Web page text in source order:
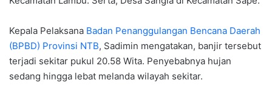
Kepala Pelaksana Badan Penanggulangan Bencana Daerah
(BPBD) Provinsi NTB, Sadimin mengatakan, banjir tersebut
terjadi sekitar pukul 20.58 Wita. Penyebabnya hujan
sedang hingga lebat melanda wilayah sekitar.